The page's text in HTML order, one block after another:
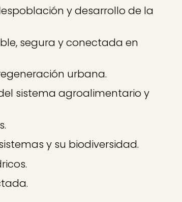
y desarrollo de la
segura y conectada en
urbana.
sistema agroalimentario y
y su biodiversidad.